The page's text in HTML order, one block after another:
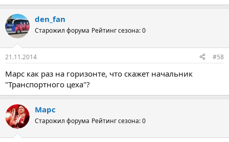
den_fan
Старожил форума Рейтинг сезона: 0
21.11.2014 #58
Марс как раз на горизонте, что скажет начальник
"Транспортного цеха"?
Марс
Старожил форума Рейтинг сезона: 0